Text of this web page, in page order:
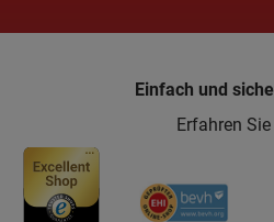
Einfach und
Erfahren